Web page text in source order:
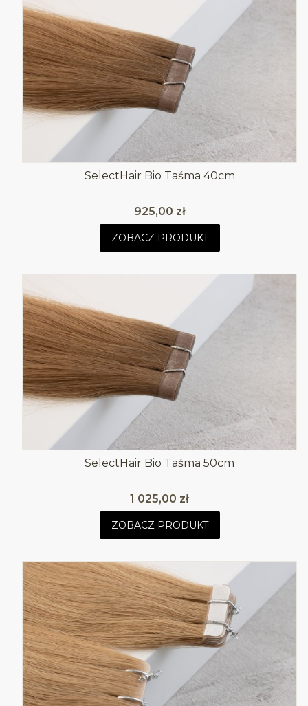
SelectHair Bio Taśma 40cm
Cena
925,00 zł
ZOBACZ PRODUKT
SelectHair Bio Taśma 50cm
Cena
1 025,00 zł
ZOBACZ PRODUKT